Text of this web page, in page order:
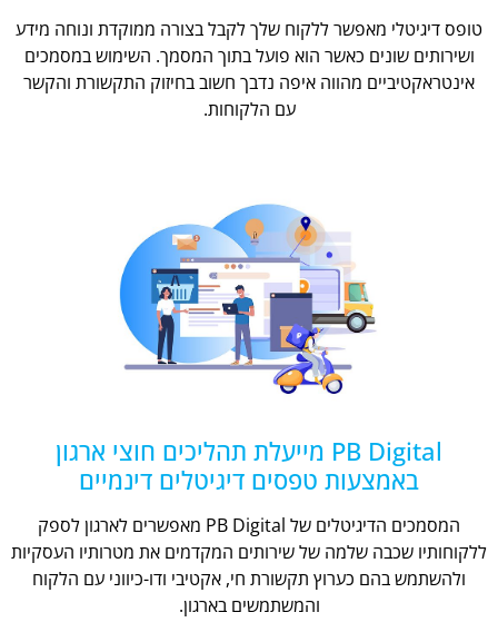
טופס דיגיטלי מאפשר ללקוח שלך לקבל בצורה ממוקדת ונוחה מידע
ושירותים שונים כאשר הוא פועל בתוך המסמך. השימוש במסמכים
אינטראקטיביים מהווה איפה נדבך חשוב בחיזוק התקשורת והקשר
עם הלקוחות.
PB Digital מייעלת תהליכים חוצי ארגון
באמצעות טפסים דיגיטלים דינמיים
המסמכים הדיגיטלים של PB Digital מאפשרים לארגון לספק
ללקוחותיו שכבה שלמה של שירותים המקדמים את מטרותיו העסקיות
ולהשתמש בהם כערוץ תקשורת חי, אקטיבי ודו-כיווני עם הלקוח
והמשתמשים בארגון.